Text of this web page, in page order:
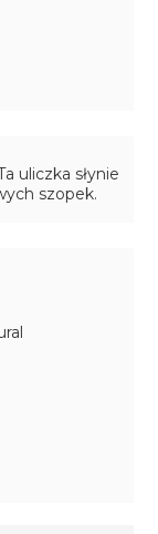
uliczka słynie
szopek.